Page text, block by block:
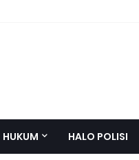
HUKUM HALO POLISI